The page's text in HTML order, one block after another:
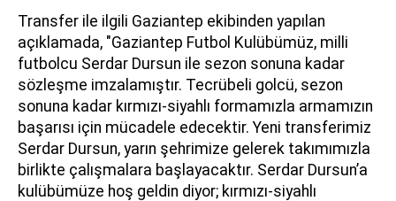
Transfer ile ilgili Gaziantep ekibinden yapılan
açıklamada, "Gaziantep Futbol Kulübümüz, milli
futbolcu Serdar Dursun ile sezon sonuna kadar
sözleşme imzalamıştır. Tecrübeli golcü, sezon
sonuna kadar kırmızı-siyahlı formamızla armamızın
başarısı için mücadele edecektir. Yeni transferimiz
Serdar Dursun, yarın şehrimize gelerek takımımızla
birlikte çalışmalara başlayacaktır. Serdar Dursun’a
kulübümüze hoş geldin diyor; kırmızı-siyahlı